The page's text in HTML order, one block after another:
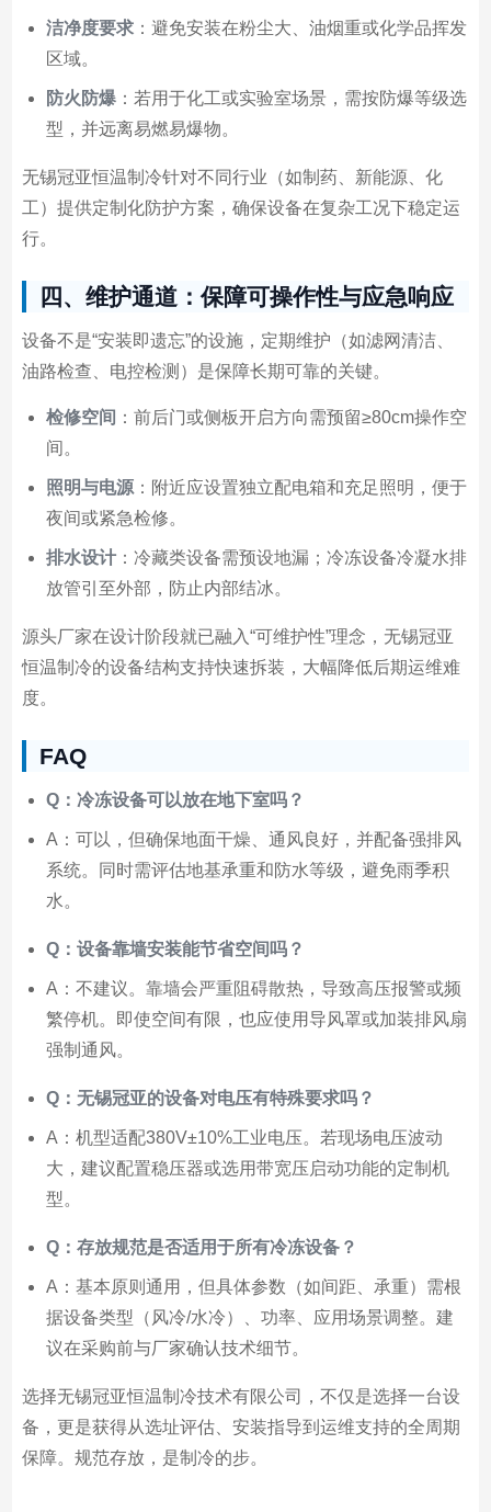
洁净度要求：避免安装在粉尘大、油烟重或化学品挥发
区域。
防火防爆：若用于化工或实验室场景，需按防爆等级选
型，并远离易燃易爆物。
无锡冠亚恒温制冷针对不同行业（如制药、新能源、化
工）提供定制化防护方案，确保设备在复杂工况下稳定运
行。
四、维护通道：保障可操作性与应急响应
设备不是“安装即遗忘”的设施，定期维护（如滤网清洁、
油路检查、电控检测）是保障长期可靠的关键。
检修空间 ：前后门或侧板开启方向需预留≥80cm操作空
间。
照明与电源：附近应设置独立配电箱和充足照明，便于
夜间或紧急检修。
排水设计：冷藏类设备需预设地漏；冷冻设备冷凝水排
放管引至外部，防止内部结冰。
源头厂家在设计阶段就已融入“可维护性”理念，无锡冠亚
恒温制冷的设备结构支持快速拆装，大幅降低后期运维难
度。
FAQ
Q：冷冻设备可以放在地下室吗？
A：可以，但确保地面干燥、通风良好，并配备强排风
系统。同时需评估地基承重和防水等级，避免雨季积
水。
Q：设备靠墙安装能节省空间吗？
A：不建议。靠墙会严重阻碍散热，导致高压报警或频
繁停机。即使空间有限，也应使用导风罩或加装排风扇
强制通风。
Q：无锡冠亚的设备对电压有特殊要求吗？
A：机型适配380V±10%工业电压。若现场电压波动
大，建议配置稳压器或选用带宽压启动功能的定制机
型。
Q：存放规范是否适用于所有冷冻设备？
A：基本原则通用，但具体参数（如间距、承重）需根
据设备类型（风冷/水冷）、功率、应用场景调整。建
议在采购前与厂家确认技术细节。
选择无锡冠亚恒温制冷技术有限公司，不仅是选择一台设
备，更是获得从选址评估、安装指导到运维支持的全周期
保障。规范存放，是制冷的步。